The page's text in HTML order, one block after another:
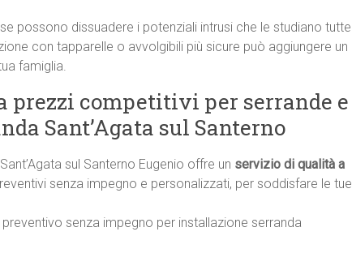
possono dissuadere i potenziali intrusi che le studiano tutte
con tapparelle o avvolgibili più sicure può aggiungere un
famiglia.
prezzi competitivi per serrande e
Sant’Agata sul Santerno
sul Santerno Eugenio offre un servizio di qualità a
senza impegno e personalizzati, per soddisfare le tue
preventivo senza impegno per installazione serranda